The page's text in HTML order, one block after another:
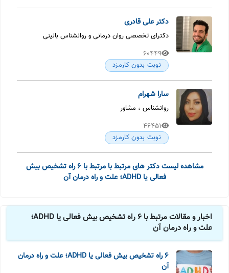
دکتر علی قادری
دکترای تخصصی روان درمانی و روانشناس بالینی
60449
نوبت بدون کارمزد
سارا شهرام
روانشناس ، مشاور
46451
نوبت بدون کارمزد
مشاهده لیست دکتر های مرتبط با مرتبط با 6 راه تشخیص بیش
فعالی یا ADHD؛ علت و راه درمان آن
اخبار و مقالات مرتبط با 6 راه تشخیص بیش فعالی یا ADHD؛
علت و راه درمان آن
6 راه تشخیص بیش فعالی یا ADHD؛ علت و راه درمان
آن